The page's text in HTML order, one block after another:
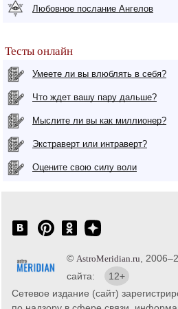
Любовное послание Ангелов
Тесты онлайн
Умеете ли вы влюблять в себя?
Что ждет вашу пару дальше?
Мыслите ли вы как миллионер?
Экстраверт или интраверт?
Оцените свою силу воли
© AstroMeridian.ru ,
сайта:
12+
Сетевое издание (сайт)